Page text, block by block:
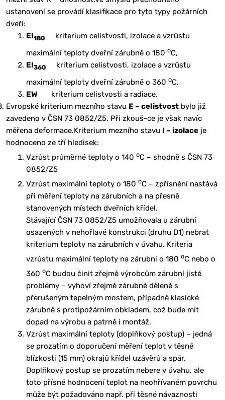
ustanovení se provádí klasifikace pro tyto typy požárních
dveří:
EI180
kriterium celistvosti, izolace a vzrůstu
maximální teploty dveřní zárubně o 180 oC,
EI360
kriterium celistvosti, izolace a vzrůstu
maximální teploty dveřní zárubně o 360 oC,
EWkriterium celistvosti a radiace.
Evropské kriterium mezního stavu E – celistvostbylo již
zavedeno v ČSN 73 0852/Z5. Při zkouš-ce je však navíc
měřena deformace.Kriterium mezního stavu I – izolaceje
hodnoceno ze tří hledisek:
Vzrůst průměrné teploty o 140 oC – shodně s ČSN 73
0852/Z5
Vzrůst maximální teploty o 180 oC – zpřísnění nastává
při měření teploty na zárubních a na přesně
stanovených místech dveřních křídel.
Stávající ČSN 73 0852/Z5 umožňovala u zárubní
osazených v nehořlavé konstrukci (druhu D1) nebrat
kriterium teploty na zárubních v úvahu. Kriteria
vzrůstu maximální teploty na zárubni o 180 oC nebo o
360 oC budou činit zřejmě výrobcům zárubní jisté
problémy – vyhoví zřejmě zárubně dělené s
přerušeným tepelným mostem, případně klasické
zárubně s protipožárním obkladem, což bude mít
dopad na výrobu a patrně i montáž.
Vzrůst maximální teploty (doplňkový postup) – jedná
se prozatím o doporučení měření teplot v těsné
blízkosti (15 mm) okrajů křídel uzávěrů a spár.
Doplňkový postup se prozatím nebere v úvahu, ale
toto přísné hodnocení teplot na neohřívaném povrchu
může být požadováno např. při těsné návaznosti